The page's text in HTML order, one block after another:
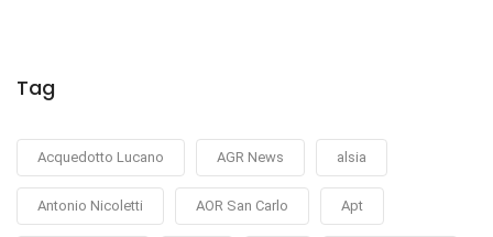
Tag
Acquedotto Lucano AGR News alsia
Antonio Nicoletti AOR San Carlo Apt